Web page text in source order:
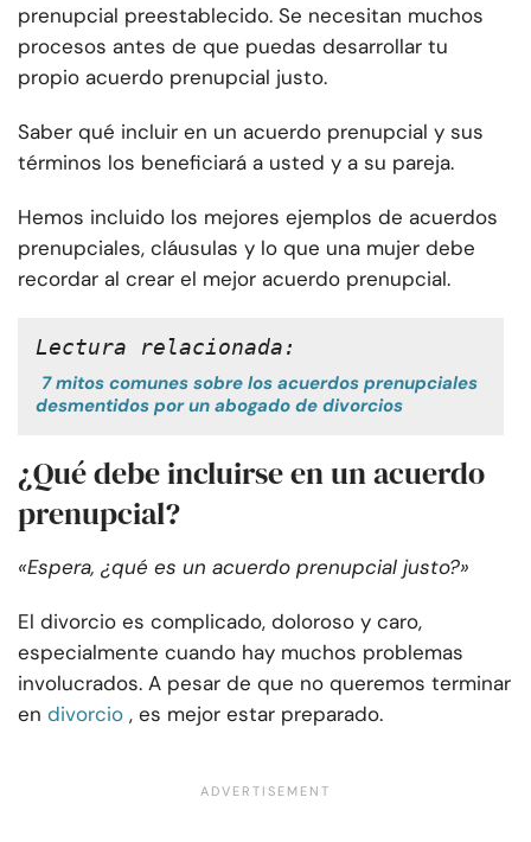
prenupcial preestablecido. Se necesitan muchos
procesos antes de que puedas desarrollar tu
propio acuerdo prenupcial justo.
Saber qué incluir en un acuerdo prenupcial y sus
términos los beneficiará a usted y a su pareja.
Hemos incluido los mejores ejemplos de acuerdos
prenupciales, cláusulas y lo que una mujer debe
recordar al crear el mejor acuerdo prenupcial.
Lectura relacionada:
7 mitos comunes sobre los acuerdos prenupciales
desmentidos por un abogado de divorcios
¿Qué debe incluirse en un acuerdo
prenupcial?
«Espera, ¿qué es un acuerdo prenupcial justo?»
El divorcio es complicado, doloroso y caro,
especialmente cuando hay muchos problemas
involucrados. A pesar de que no queremos terminar
en divorcio , es mejor estar preparado.